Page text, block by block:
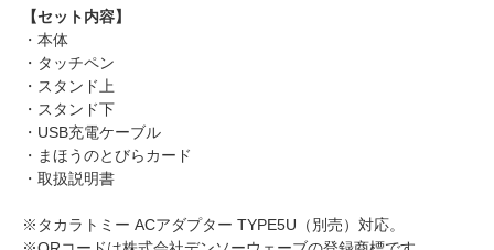
【セット内容】
・本体
・タッチペン
・スタンド上
・スタンド下
・USB充電ケーブル
・まほうのとびらカード
・取扱説明書
※タカラトミー ACアダプター TYPE5U（別売）対応。